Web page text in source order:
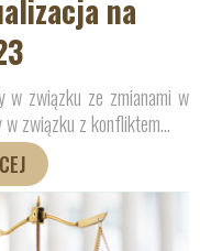
na
w związku ze zmianami w
w związku z konfliktem…